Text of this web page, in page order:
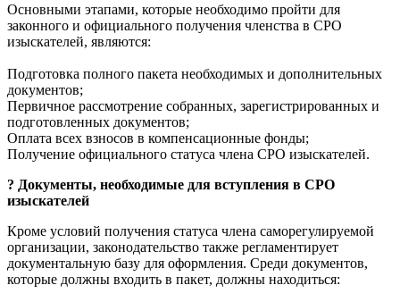
Основными этапами, которые необходимо пройти для
законного и официального получения членства в СРО
изыскателей, являются:
Подготовка полного пакета необходимых и дополнительных
документов;
Первичное рассмотрение собранных, зарегистрированных и
подготовленных документов;
Оплата всех взносов в компенсационные фонды;
Получение официального статуса члена СРО изыскателей.
? Документы, необходимые для вступления в СРО
изыскателей
Кроме условий получения статуса члена саморегулируемой
организации, законодательство также регламентирует
документальную базу для оформления. Среди документов,
которые должны входить в пакет, должны находиться: